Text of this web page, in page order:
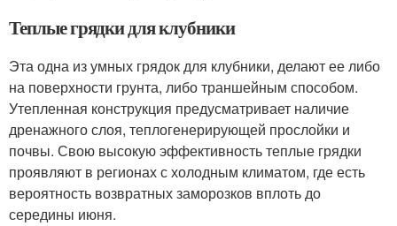
Теплые грядки для клубники
Эта одна из умных грядок для клубники, делают ее либо
на поверхности грунта, либо траншейным способом.
Утепленная конструкция предусматривает наличие
дренажного слоя, теплогенерирующей прослойки и
почвы. Свою высокую эффективность теплые грядки
проявляют в регионах с холодным климатом, где есть
вероятность возвратных заморозков вплоть до
середины июня.